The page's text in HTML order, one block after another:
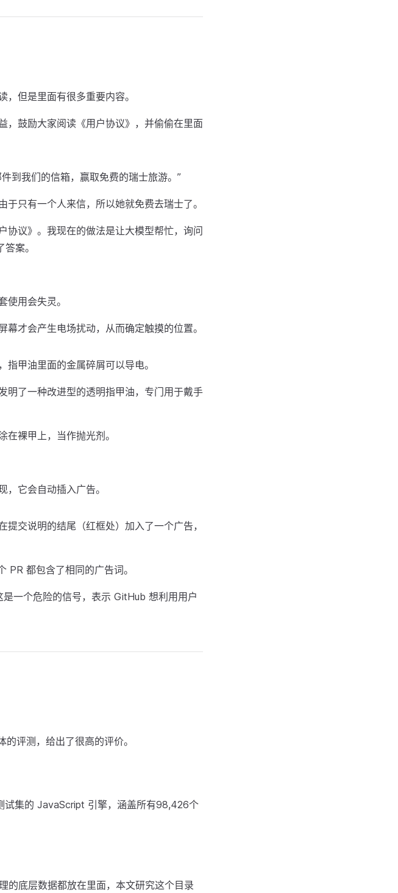
但是里面有很多重要内容。
，鼓励大家阅读《用户协议》，并偷偷在里面
到我们的信箱，赢取免费的瑞士旅游。”
只有一个人来信，所以她就免费去瑞士了。
协议》。我现在的做法是让大模型帮忙，询问
案。
用会失灵。
才会产生电场扰动，从而确定触摸的位置。
甲油里面的金属碎屑可以导电。
明了一种改进型的透明指甲油，专门用于戴手
裸甲上，当作抛光剂。
它会自动插入广告。
提交说明的结尾（红框处）加入了一个广告，
PR 都包含了相同的广告词。
一个危险的信号，表示 GitHub 想利用用户
评测，给出了很高的评价。
试集的 JavaScript 引擎，涵盖所有98,426个
底层数据都放在里面，本文研究这个目录